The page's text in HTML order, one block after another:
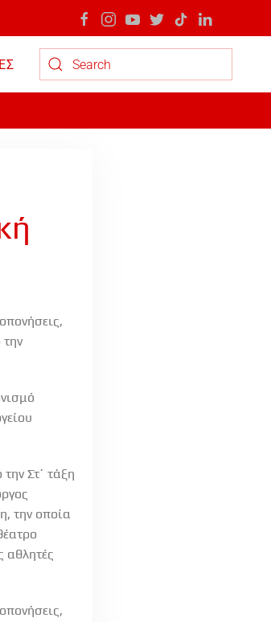
Type 2 or more characters for results.
Στ΄ τάξη
την οποία
αθλητές